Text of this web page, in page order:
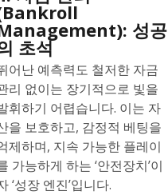
성공
초석
어난 예측력도 철저한 자금
리 없이는 장기적으로 빛을
휘하기 어렵습니다. 이는 자
을 보호하고, 감정적 베팅을
제하며, 지속 가능한 플레이
가능하게 하는 ‘안전장치’이
‘성장 엔진’입니다.